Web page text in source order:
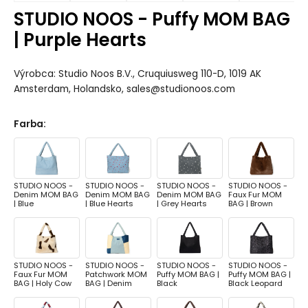
STUDIO NOOS - Puffy MOM BAG
| Purple Hearts
Výrobca: Studio Noos B.V., Cruquiusweg 110-D, 1019 AK
Amsterdam, Holandsko, sales@studionoos.com
Farba:
STUDIO NOOS -
Denim MOM BAG
| Blue
STUDIO NOOS -
Denim MOM BAG
| Blue Hearts
STUDIO NOOS -
Denim MOM BAG
| Grey Hearts
STUDIO NOOS -
Faux Fur MOM
BAG | Brown
STUDIO NOOS -
Faux Fur MOM
BAG | Holy Cow
STUDIO NOOS -
Patchwork MOM
BAG | Denim
STUDIO NOOS -
Puffy MOM BAG |
Black
STUDIO NOOS -
Puffy MOM BAG |
Black Leopard